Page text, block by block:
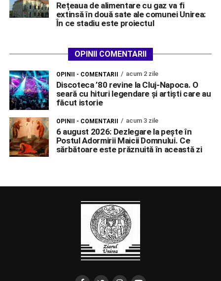
Rețeaua de alimentare cu gaz va fi
extinsă în două sate ale comunei Unirea:
În ce stadiu este proiectul
OPINII COMENTARII
OPINII - COMENTARII acum 2 zile
Discoteca ’80 revine la Cluj-Napoca. O
seară cu hituri legendare și artiști care au
făcut istorie
OPINII - COMENTARII acum 3 zile
6 august 2026: Dezlegare la pește în
Postul Adormirii Maicii Domnului. Ce
sărbătoare este prăznuită în această zi